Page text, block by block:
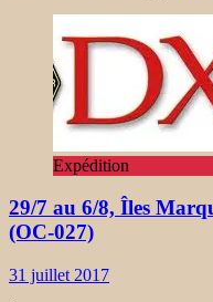
Expédition
29/7 au 6/8, Îles
(OC-027)
31 juillet 2017